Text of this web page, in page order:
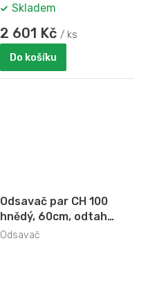
Skladem
2 601 Kč / ks
Do košíku
Odsavač par CH 100
hnědý, 60cm, odtah
zadní
Odsavač